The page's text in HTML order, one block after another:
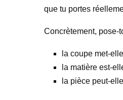
que tu portes
Concrètement, pose-
la coupe met-
la matière est-
la pièce peut-